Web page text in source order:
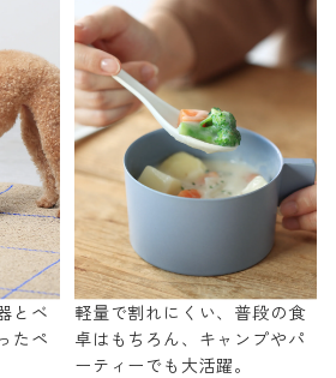
とベ
たペ
軽量で割れにくい、普段の食
卓はもちろん、キャンプやパ
ーティーでも大活躍。